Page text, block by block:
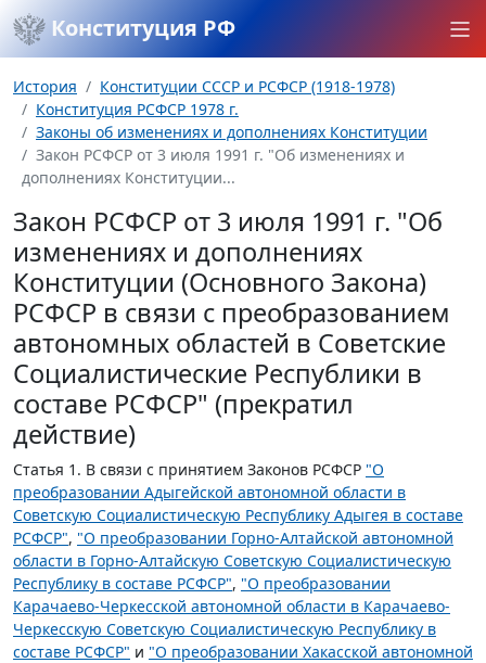
Конституция РФ
История
Конституции СССР и РСФСР (1918-1978)
Конституция РСФСР 1978 г.
Законы об изменениях и дополнениях Конституции
Закон РСФСР от 3 июля 1991 г. "Об изменениях и
дополнениях Конституции...
Закон РСФСР от 3 июля 1991 г. "Об
изменениях и дополнениях
Конституции (Основного Закона)
РСФСР в связи с преобразованием
автономных областей в Советские
Социалистические Республики в
составе РСФСР" (прекратил
действие)
Статья 1. В связи с принятием Законов РСФСР "О
преобразовании Адыгейской автономной области в
Советскую Социалистическую Республику Адыгея в составе
РСФСР", "О преобразовании Горно-Алтайской автономной
области в Горно-Алтайскую Советскую Социалистическую
Республику в составе РСФСР", "О преобразовании
Карачаево-Черкесской автономной области в Карачаево-
Черкесскую Советскую Социалистическую Республику в
составе РСФСР" и "О преобразовании Хакасской автономной